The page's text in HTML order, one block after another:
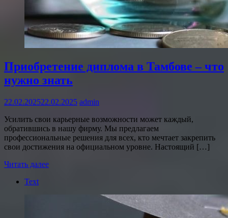
Приобретение диплома в Тамбове – что
нужно знать
22.02.202522.02.2025 admin
Усилить свои карьерные возможности может каждый,
обратившись в нашу фирму. Мы предлагаем
профессиональные решения для всех, кто мечтает закрепить
свои достижения на официальном уровне. Настоящий […]
Читать далее
Text